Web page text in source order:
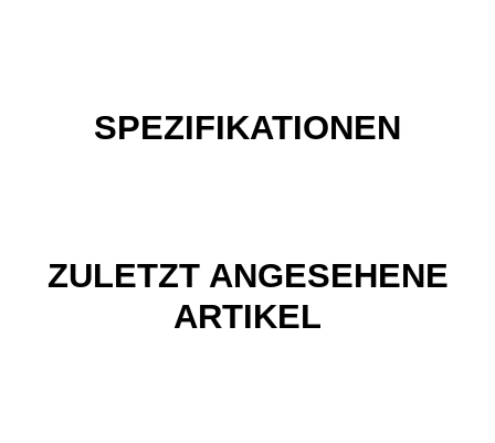
SPEZIFIKATIONEN
ZULETZT ANGESEHENE
ARTIKEL